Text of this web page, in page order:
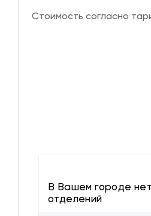
Стоимость согласно
В Вашем городе нет
отделений